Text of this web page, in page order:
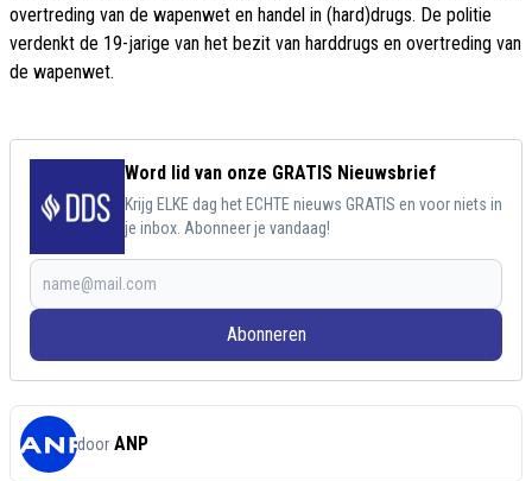
overtreding van de wapenwet en handel in (hard)drugs. De politie
verdenkt de 19-jarige van het bezit van harddrugs en overtreding van
de wapenwet.
Word lid van onze GRATIS Nieuwsbrief
Krijg ELKE dag het ECHTE nieuws GRATIS en voor niets in
je inbox. Abonneer je vandaag!
Abonneren
door ANP